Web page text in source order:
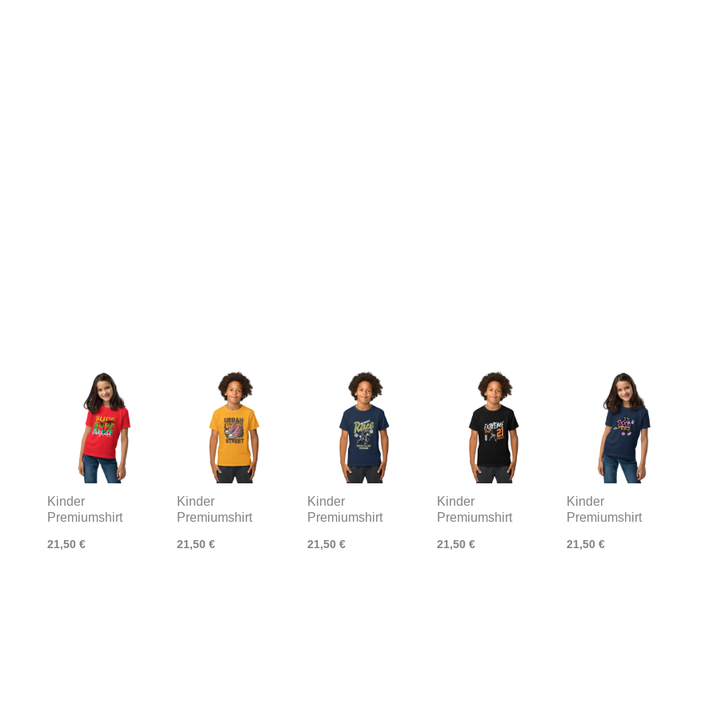
Kinder
Premiumshirt
21,50 €
Kinder
Premiumshirt
21,50€
Kinder
Premiumshirt
21,50 €
Kinder
Premiumshirt
21,50 €
Kinder
Premiumshirt
21,50€